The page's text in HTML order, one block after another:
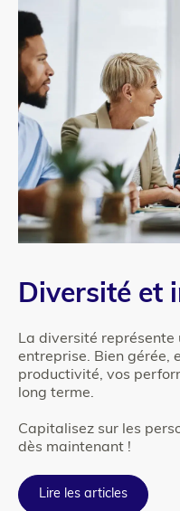
Colonne
2
Texte
Diversité et
La diversité
entreprise. Bien gérée,
productivité, vos
long terme.
Capitalisez sur les
dès maintenant !
Lire les articles